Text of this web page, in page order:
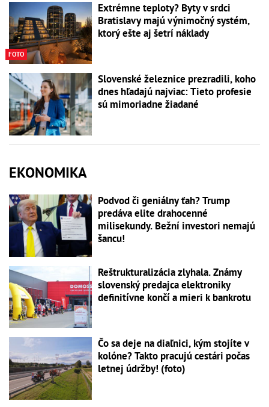
FOTO
Extrémne teploty? Byty v srdci
Bratislavy majú výnimočný systém,
ktorý ešte aj šetrí náklady
Slovenské železnice prezradili, koho
dnes hľadajú najviac: Tieto profesie
sú mimoriadne žiadané
EKONOMIKA
Podvod či geniálny ťah? Trump
predáva elite drahocenné
milisekundy. Bežní investori nemajú
šancu!
Reštrukturalizácia zlyhala. Známy
slovenský predajca elektroniky
definitívne končí a mieri k bankrotu
Čo sa deje na diaľnici, kým stojíte v
kolóne? Takto pracujú cestári počas
letnej údržby! (foto)